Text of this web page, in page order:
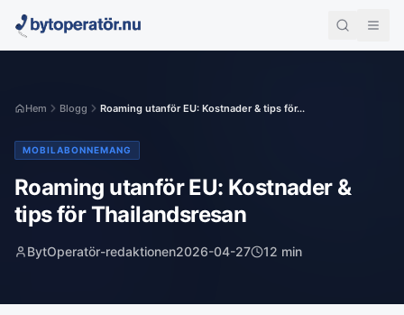
Hem Blogg Roaming utanför EU: Kostnader & tips för...
MOBILABONNEMANG
Roaming utanför EU: Kostnader &
tips för Thailandsresan
BytOperatör-redaktionen2026-04-27 12 min